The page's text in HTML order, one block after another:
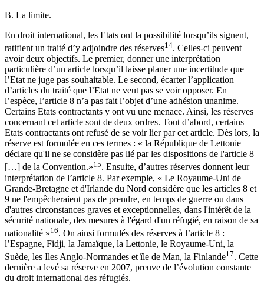
B. La limite.
En droit international, les Etats ont la possibilité lorsqu’ils signent,
ratifient un traité d’y adjoindre des réserves14. Celles-ci peuvent
avoir deux objectifs. Le premier, donner une interprétation
particulière d’un article lorsqu’il laisse planer une incertitude que
l’Etat ne juge pas souhaitable. Le second, écarter l’application
d’articles du traité que l’Etat ne veut pas se voir opposer. En
l’espèce, l’article 8 n’a pas fait l’objet d’une adhésion unanime.
Certains Etats contractants y ont vu une menace. Ainsi, les réserves
concernant cet article sont de deux ordres. Tout d’abord, certains
Etats contractants ont refusé de se voir lier par cet article. Dès lors, la
réserve est formulée en ces termes : « la République de Lettonie
déclare qu'il ne se considère pas lié par les dispositions de l'article 8
[…] de la Convention.»15. Ensuite, d’autres réserves donnent leur
interprétation de l’article 8. Par exemple, « Le Royaume-Uni de
Grande-Bretagne et d'Irlande du Nord considère que les articles 8 et
9 ne l'empêcheraient pas de prendre, en temps de guerre ou dans
d'autres circonstances graves et exceptionnelles, dans l'intérêt de la
sécurité nationale, des mesures à l'égard d'un réfugié, en raison de sa
nationalité »16. On ainsi formulés des réserves à l’article 8 :
l’Espagne, Fidji, la Jamaïque, la Lettonie, le Royaume-Uni, la
Suède, les Iles Anglo-Normandes et île de Man, la Finlande17. Cette
dernière a levé sa réserve en 2007, preuve de l’évolution constante
du droit international des réfugiés.